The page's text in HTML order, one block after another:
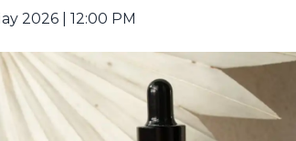
2026 | 12:00 PM